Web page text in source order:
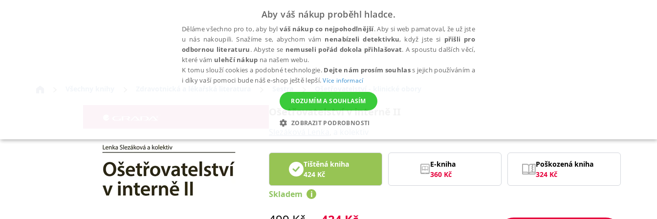
Ošetřovatelství v interně II
Tištěná kniha
424 Kč
E-kniha
360 Kč
Poškozená kniha
324 Kč
Skladem i
Aby váš nákup proběhl hladce.
Děláme všechno pro to, aby bylváš nákup co nejpohodlnější. Aby si web pamatoval, že už jste
u nás nakoupili. Snažíme se, abychom vám nenabízeli detektivku, když jste si přišli pro
odbornou literaturu. Abyste se nemuseli pořád dokola přihlašovat. A spoustu dalších věcí,
které vám ulehčí nákup na našem webu.
K tomu slouží cookies a podobné technologie. Dejte nám prosím souhlass jejich používáním a
i díky vaší pomoci bude náš e-shop ještě lepší.Více informací
ROZUMÍM A SOUHLASÍM
ZOBRAZIT PODROBNOSTI
NEZBYTNÉ ANALYTICKÉ MARKETINGOVÉ FUNKČNÍ NEZAŘAZENÉ SOUBORY
Analytické Nezařazené soubory
Nezbytně nutné soubory cookie umožňují základní funkce webových stránek, jako je přihlášení uživatele a správa účtu. Webové stránky nelze bez nezbytně nutných souborů cookie správně používat.